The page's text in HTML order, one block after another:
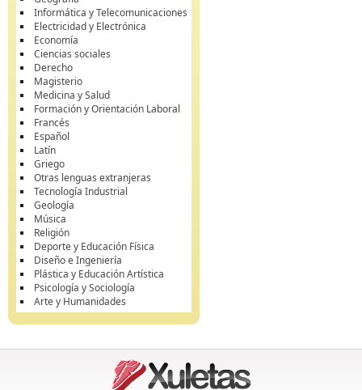
Informática y Telecomunicaciones
Electricidad y Electrónica
Economía
Ciencias sociales
Derecho
Magisterio
Medicina y Salud
Formación y Orientación Laboral
Francés
Español
Latín
Griego
Otras lenguas extranjeras
Tecnología Industrial
Geología
Música
Religión
Deporte y Educación Física
Diseño e Ingeniería
Plástica y Educación Artística
Psicología y Sociología
Arte y Humanidades